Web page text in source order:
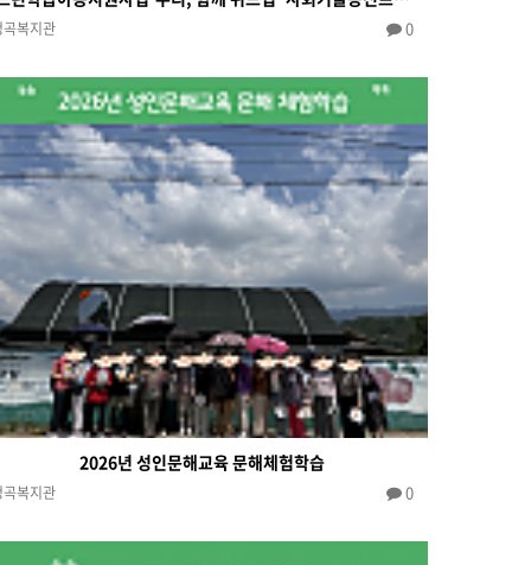
곡복지관 0
2026년 성인문해교육 문해체험학습
곡복지관 0